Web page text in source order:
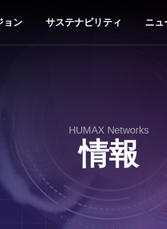
ョン サステナビリティ ニュ
HUMAX Networks
情報